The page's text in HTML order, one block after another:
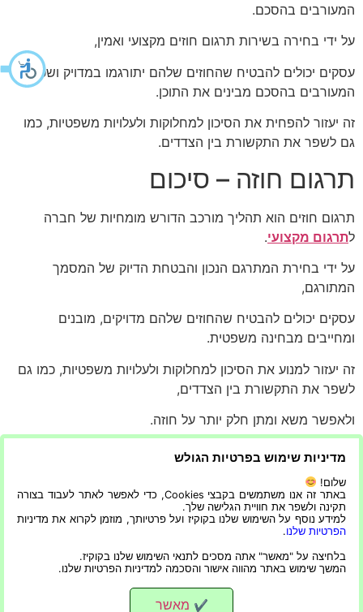
המעורבים בהסכם.
על ידי בחירה בשירות תרגום חוזים מקצועי ואמין,
עסקים יכולים להבטיח שהחוזים שלהם יתורגמו במדויק ושכל
המעורבים בהסכם מבינים את התוכן.
זה יעזור להפחית את הסיכון למחלוקות ולעלויות משפטיות, כמו
גם לשפר את התקשורת בין הצדדים.
תרגום חוזה – סיכום
תרגום חוזים הוא תהליך מורכב הדורש מומחיות של חברה
לתרגום מקצועי.
על ידי בחירת המתרגם הנכון והבטחת הדיוק של המסמך
המתורגם,
עסקים יכולים להבטיח שהחוזים שלהם מדויקים, מובנים
ומחייבים מבחינה משפטית.
זה יעזור למנוע את הסיכון למחלוקות ולעלויות משפטיות, כמו גם
לשפר את התקשורת בין הצדדים,
ולאפשר משא ומתן חלק יותר על חוזה.
תרגום חוזים הוא שירות חיוני כדי להבטיח שכולם מבינים את
הבנת החשיבות של תרגום חוזים, היתרונות שלו וכיצד לבחור
שירות
יכולה לעזור להבטיח שהחוזים יתפרשו בצורה מדויקת והוגנת
עבור כל הצדדים המעורבים.
מדיניות שימוש בפרטיות הגולש
שלום!
באתר זה אנו משתמשים בקבצי Cookies, כדי לאפשר לאתר לעבוד בצורה
תקינה ולשפר את חוויית הגלישה שלך.
למידע נוסף על השימוש שלנו בקוקיז ועל פרטיותך, מוזמן לקרוא את מדיניות
הפרטיות שלנו.
בלחיצה על "מאשר" אתה מסכים לתנאי השימוש שלנו בקוקיז.
המשך שימוש באתר מהווה אישור והסכמה למדיניות הפרטיות שלנו.
✔ מאשר